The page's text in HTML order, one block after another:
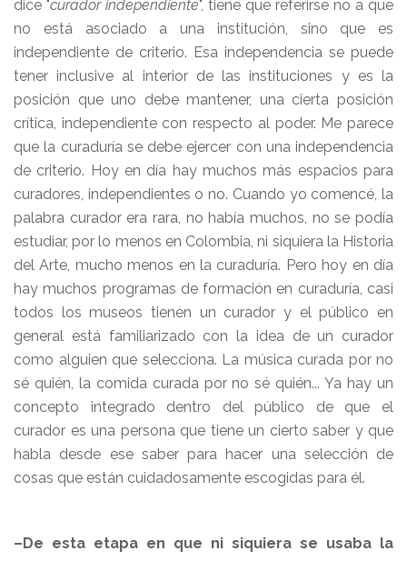
dice "curador independiente", tiene que referirse no a que
no está asociado a una institución, sino que es
independiente de criterio. Esa independencia se puede
tener inclusive al interior de las instituciones y es la
posición que uno debe mantener, una cierta posición
crítica, independiente con respecto al poder. Me parece
que la curaduría se debe ejercer con una independencia
de criterio. Hoy en día hay muchos más espacios para
curadores, independientes o no. Cuando yo comencé, la
palabra curador era rara, no había muchos, no se podía
estudiar, por lo menos en Colombia, ni siquiera la Historia
del Arte, mucho menos en la curaduría. Pero hoy en día
hay muchos programas de formación en curaduría, casi
todos los museos tienen un curador y el público en
general está familiarizado con la idea de un curador
como alguien que selecciona. La música curada por no
sé quién, la comida curada por no sé quién... Ya hay un
concepto integrado dentro del público de que el
curador es una persona que tiene un cierto saber y que
habla desde ese saber para hacer una selección de
cosas que están cuidadosamente escogidas para él.
–De esta etapa en que ni siquiera se usaba la